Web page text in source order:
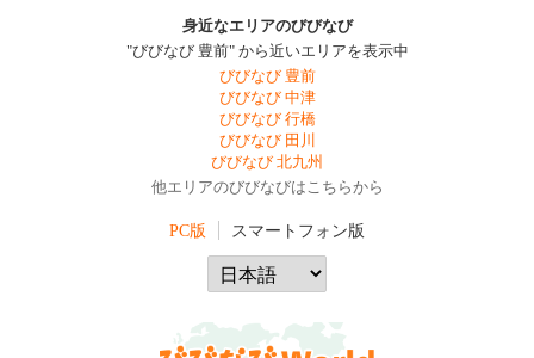
身近なエリアのびびなび
"びびなび 豊前" から近いエリアを表示中
びびなび 豊前
びびなび 中津
びびなび 行橋
びびなび 田川
びびなび 北九州
他エリアのびびなびはこちらから
PC版 スマートフォン版